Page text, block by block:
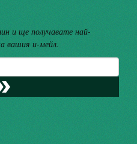
и ще получавате най-
вашия и-мейл.